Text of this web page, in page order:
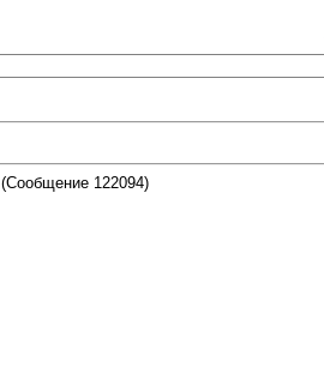
(Сообщение 122094)